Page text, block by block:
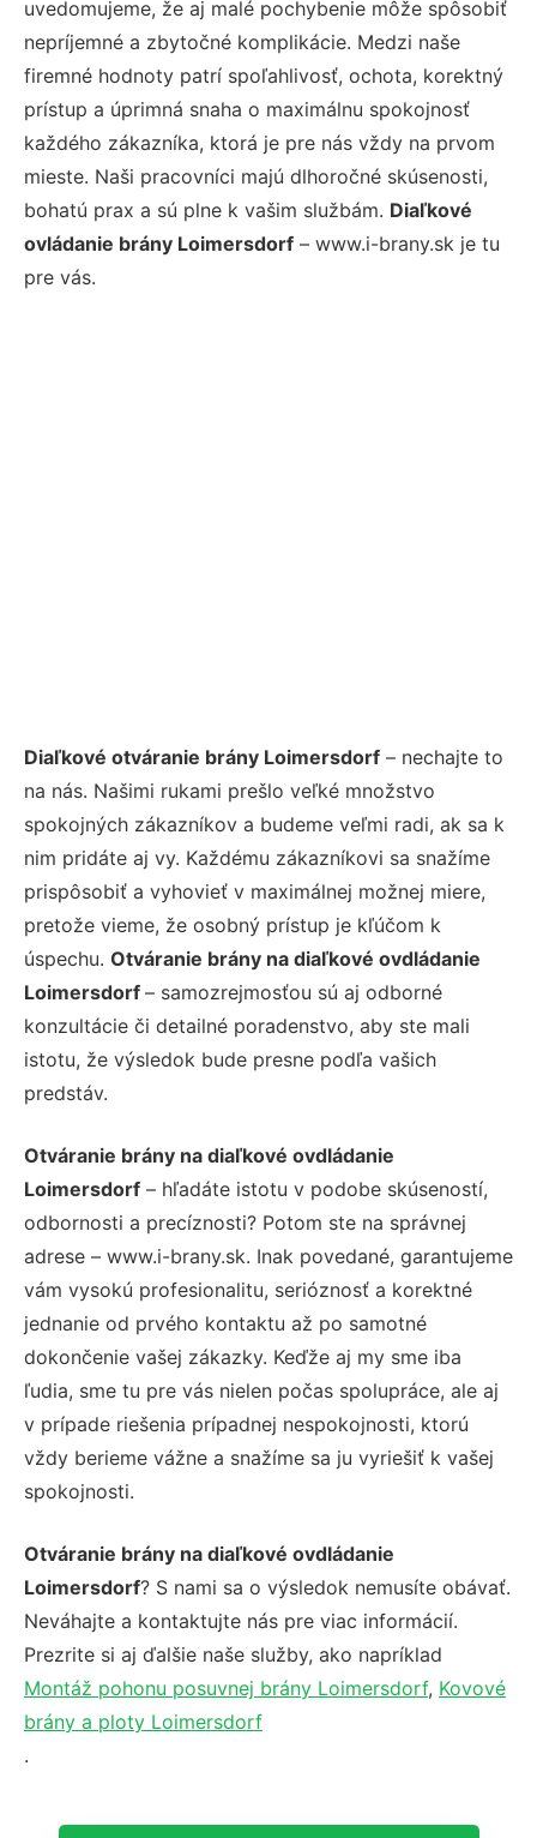
uvedomujeme, že aj malé pochybenie môže spôsobiť
nepríjemné a zbytočné komplikácie. Medzi naše
firemné hodnoty patrí spoľahlivosť, ochota, korektný
prístup a úprimná snaha o maximálnu spokojnosť
každého zákazníka, ktorá je pre nás vždy na prvom
mieste. Naši pracovníci majú dlhoročné skúsenosti,
bohatú prax a sú plne k vašim službám. Diaľkové
ovládanie brány Loimersdorf – www.i-brany.sk je tu
pre vás.
Diaľkové otváranie brány Loimersdorf – nechajte to
na nás. Našimi rukami prešlo veľké množstvo
spokojných zákazníkov a budeme veľmi radi, ak sa k
nim pridáte aj vy. Každému zákazníkovi sa snažíme
prispôsobiť a vyhovieť v maximálnej možnej miere,
pretože vieme, že osobný prístup je kľúčom k
úspechu. Otváranie brány na diaľkové ovdládanie
Loimersdorf – samozrejmosťou sú aj odborné
konzultácie či detailné poradenstvo, aby ste mali
istotu, že výsledok bude presne podľa vašich
predstáv.
Otváranie brány na diaľkové ovdládanie
Loimersdorf – hľadáte istotu v podobe skúseností,
odbornosti a precíznosti? Potom ste na správnej
adrese – www.i-brany.sk. Inak povedané, garantujeme
vám vysokú profesionalitu, serióznosť a korektné
jednanie od prvého kontaktu až po samotné
dokončenie vašej zákazky. Keďže aj my sme iba
ľudia, sme tu pre vás nielen počas spolupráce, ale aj
v prípade riešenia prípadnej nespokojnosti, ktorú
vždy berieme vážne a snažíme sa ju vyriešiť k vašej
spokojnosti.
Otváranie brány na diaľkové ovdládanie
Loimersdorf? S nami sa o výsledok nemusíte obávať.
Neváhajte a kontaktujte nás pre viac informácií.
Prezrite si aj ďalšie naše služby, ako napríklad
Montáž pohonu posuvnej brány Loimersdorf, Kovové
brány a ploty Loimersdorf
.